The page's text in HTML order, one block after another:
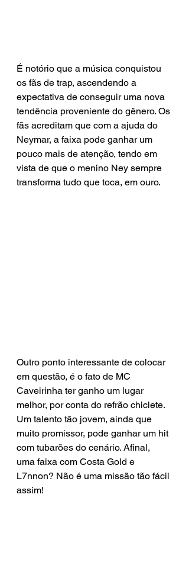
É notório que a música conquistou
os fãs de trap, ascendendo a
expectativa de conseguir uma nova
tendência proveniente do gênero. Os
fãs acreditam que com a ajuda do
Neymar, a faixa pode ganhar um
pouco mais de atenção, tendo em
vista de que o menino Ney sempre
transforma tudo que toca, em ouro.
Outro ponto interessante de colocar
em questão, é o fato de MC
Caveirinha ter ganho um lugar
melhor, por conta do refrão chiclete.
Um talento tão jovem, ainda que
muito promissor, pode ganhar um hit
com tubarões do cenário. Afinal,
uma faixa com Costa Gold e
L7nnon? Não é uma missão tão fácil
assim!